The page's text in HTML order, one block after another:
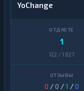
YoChange
1
122 / 1 827
0 / 0 /1 /0